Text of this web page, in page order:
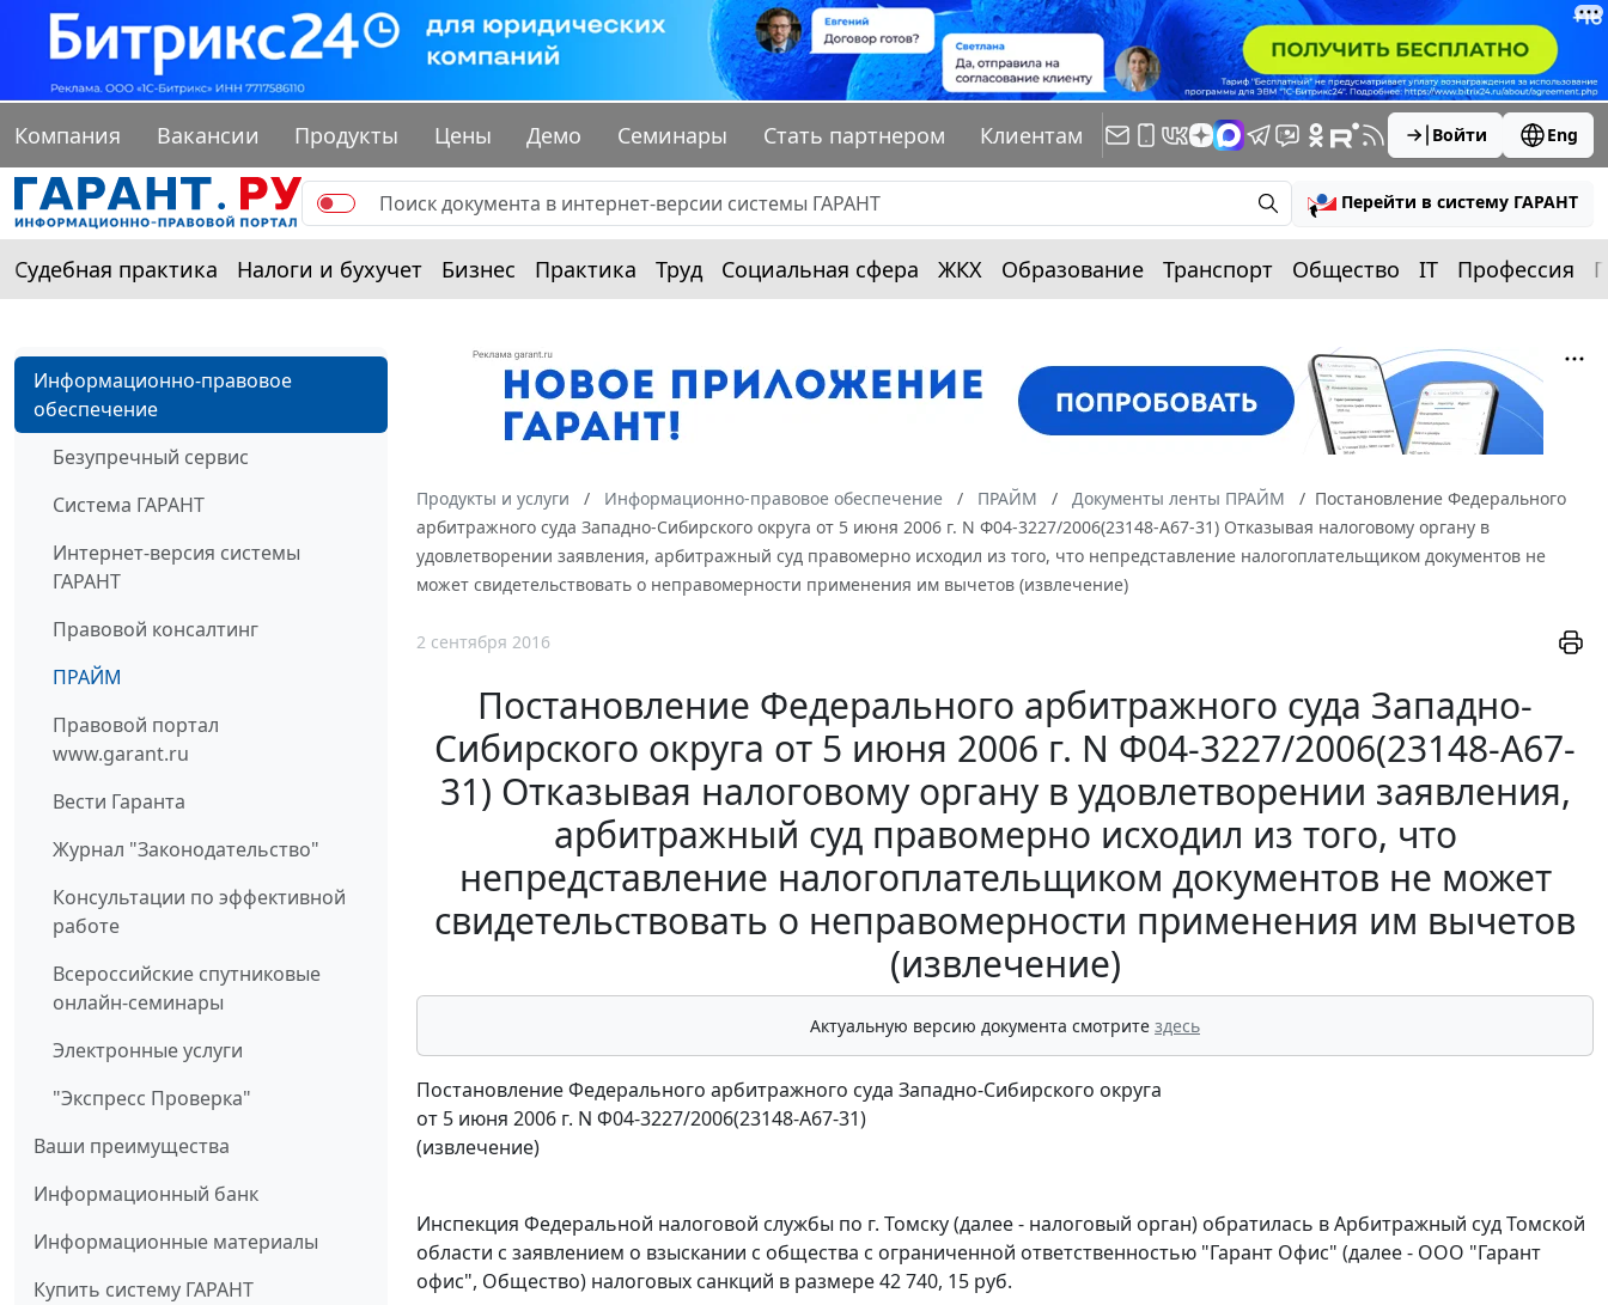
Компания Вакансии Продукты Цены Демо Семинары Стать партнером Клиентам Войти Eng
Перейти в систему ГАРАНТ
Судебная практика Налоги и бухучет Бизнес Практика Труд Социальная сфера ЖКХ Образование Транспорт Общество IT Профессия
Информационно-правовое
обеспечение
Безупречный сервис
Система ГАРАНТ
Интернет-версия системы
ГАРАНТ
Правовой консалтинг
ПРАЙМ
Правовой портал
www.garant.ru
Вести Гаранта
Журнал "Законодательство"
Консультации по эффективной
работе
Всероссийские спутниковые
онлайн-семинары
Электронные услуги
"Экспресс Проверка"
Ваши преимущества
Информационный банк
Информационные материалы
Купить систему ГАРАНТ
Продукты и услуги Информационно-правовое обеспечение ПРАЙМ Документы ленты ПРАЙМ
Постановление Федерального
арбитражного суда Западно-Сибирского округа от 5 июня 2006 г. N Ф04-3227/2006(23148-А67-31) Отказывая налоговому органу в
удовлетворении заявления, арбитражный суд правомерно исходил из того, что непредставление налогоплательщиком документов не
может свидетельствовать о неправомерности применения им вычетов (извлечение)
2 сентября 2016
Постановление Федерального арбитражного суда Западно-
Сибирского округа от 5 июня 2006 г. N Ф04-3227/2006(23148-А67-
31) Отказывая налоговому органу в удовлетворении заявления,
арбитражный суд правомерно исходил из того, что
непредставление налогоплательщиком документов не может
свидетельствовать о неправомерности применения им вычетов
(извлечение)
Актуальную версию документа смотрите здесь
Постановление Федерального арбитражного суда Западно-Сибирского округа
от 5 июня 2006 г. N Ф04-3227/2006(23148-А67-31)
(извлечение)
Инспекция Федеральной налоговой службы по г. Томску (далее - налоговый орган) обратилась в Арбитражный суд Томской
области с заявлением о взыскании с общества с ограниченной ответственностью "Гарант Офис" (далее - ООО "Гарант
офис", Общество) налоговых санкций в размере 42 740, 15 руб.